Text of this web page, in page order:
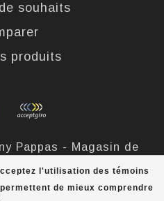
l'utilisation des témoins
de mieux comprendre
souhaits
produits
Pappas - Magasin de
Powered byLightspeed-
Dyvelopment